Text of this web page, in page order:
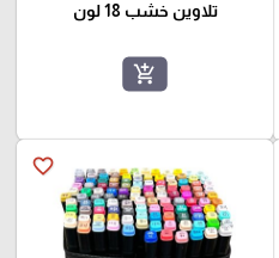
تلاوين خشب 18 لون
add_shopping_cart
favorite_border